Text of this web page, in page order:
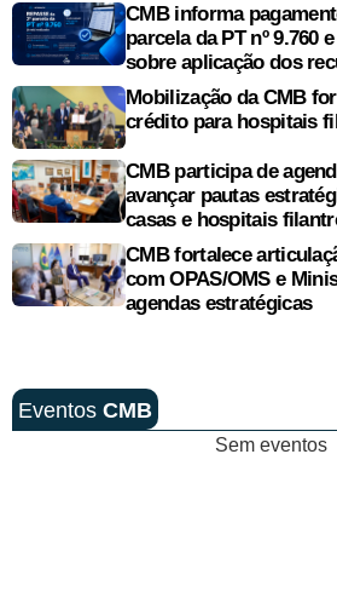
CMB informa
parcela da PT nº 9.760
sobre aplicação dos
Mobilização da CMB
crédito para hospitais
CMB participa de
avançar pautas
casas e hospitais
CMB fortalece
com OPAS/OMS e
agendas estratégicas
Eventos CMB
Sem eventos